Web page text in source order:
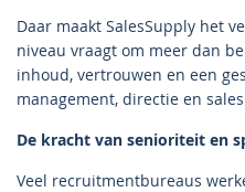
Daar maakt SalesSupply het
niveau vraagt om meer dan
inhoud, vertrouwen en een
management, directie en
De kracht van senioriteit en
Veel recruitmentbureaus